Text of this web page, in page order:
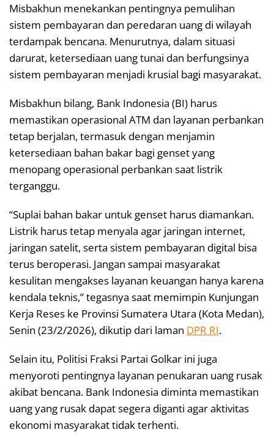
Misbakhun menekankan pentingnya pemulihan
sistem pembayaran dan peredaran uang di wilayah
terdampak bencana. Menurutnya, dalam situasi
darurat, ketersediaan uang tunai dan berfungsinya
sistem pembayaran menjadi krusial bagi masyarakat.
Misbakhun bilang, Bank Indonesia (BI) harus
memastikan operasional ATM dan layanan perbankan
tetap berjalan, termasuk dengan menjamin
ketersediaan bahan bakar bagi genset yang
menopang operasional perbankan saat listrik
terganggu.
“Suplai bahan bakar untuk genset harus diamankan.
Listrik harus tetap menyala agar jaringan internet,
jaringan satelit, serta sistem pembayaran digital bisa
terus beroperasi. Jangan sampai masyarakat
kesulitan mengakses layanan keuangan hanya karena
kendala teknis,” tegasnya saat memimpin Kunjungan
Kerja Reses ke Provinsi Sumatera Utara (Kota Medan),
Senin (23/2/2026), dikutip dari laman DPR RI.
Selain itu, Politisi Fraksi Partai Golkar ini juga
menyoroti pentingnya layanan penukaran uang rusak
akibat bencana. Bank Indonesia diminta memastikan
uang yang rusak dapat segera diganti agar aktivitas
ekonomi masyarakat tidak terhenti.